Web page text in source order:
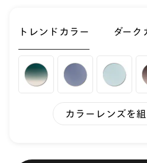
トレンドカラー ダーク
カラーレンズを